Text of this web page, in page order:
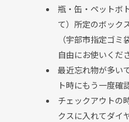
瓶・缶・ペットボ
て）所定のボック
（宇部市指定ゴ
自由にお使いくださ
最近忘れ物が多い
ト時にもう一度確
チェックアウトの
クスに入れてダイ